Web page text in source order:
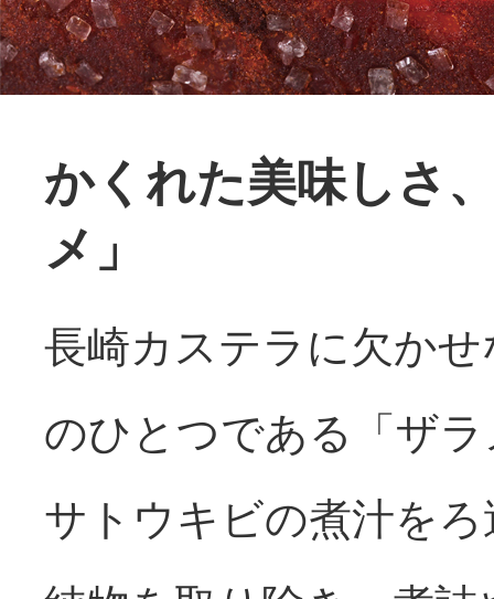
かくれた美味しさ
メ」
長崎カステラに欠かせ
のひとつである「ザ
サトウキビの煮汁を